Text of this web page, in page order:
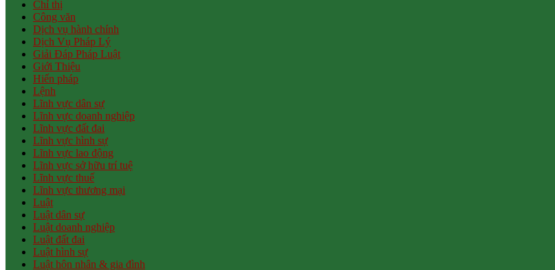
Chỉ thị
Công văn
Dịch vụ hành chính
Dịch Vụ Pháp Lý
Giải Đáp Pháp Luật
Giới Thiệu
Hiến pháp
Lệnh
Lĩnh vực dân sự
Lĩnh vực doanh nghiệp
Lĩnh vực đất đai
Lĩnh vực hình sự
Lĩnh vực lao động
Lĩnh vực sở hữu trí tuệ
Lĩnh vực thuế
Lĩnh vực thương mại
Luật
Luật dân sự
Luật doanh nghiệp
Luật đất đai
Luật hình sự
Luật hôn nhân & gia đình